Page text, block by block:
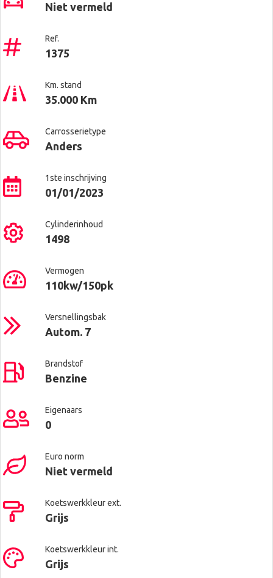
Niet vermeld
Ref.
1375
Km. stand
35.000 Km
Carrosserietype
Anders
1ste inschrijving
01/01/2023
Cylinderinhoud
1498
Vermogen
110kw/150pk
Versnellingsbak
Autom. 7
Brandstof
Benzine
Eigenaars
0
Euro norm
Niet vermeld
Koetswerkkleur ext.
Grijs
Koetswerkkleur int.
Grijs